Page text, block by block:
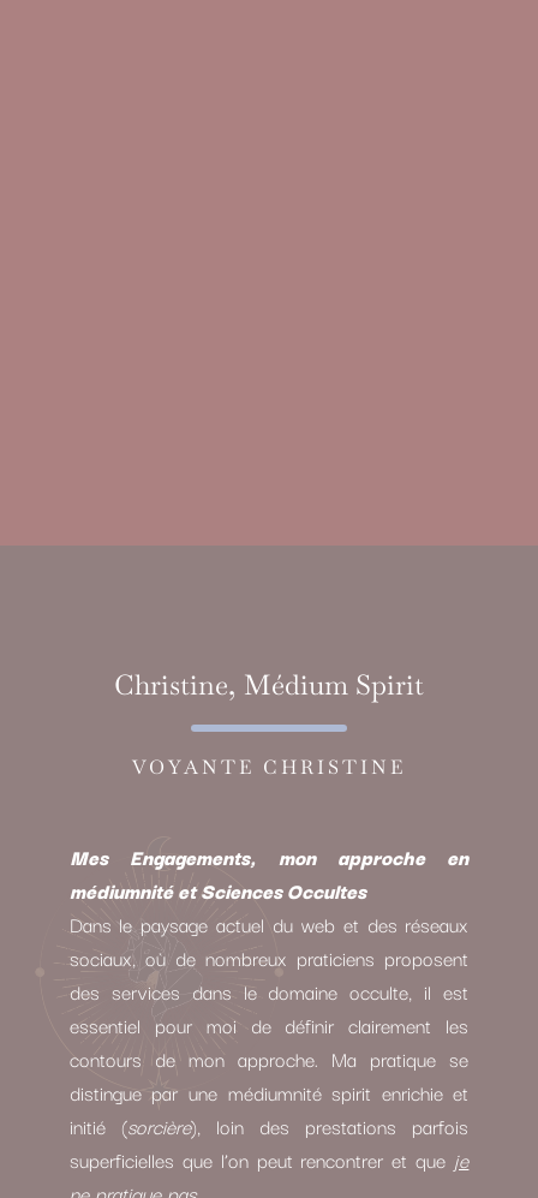
Christine, Médium Spirit
VOYANTE CHRISTINE
Mes Engagements, mon approche en
médiumnité et Sciences Occultes
Dans le paysage actuel du web et des réseaux
sociaux, où de nombreux praticiens proposent
des services dans le domaine occulte, il est
essentiel pour moi de définir clairement les
contours de mon approche. Ma pratique se
distingue par une médiumnité spirit enrichie et
initié (sorcière), loin des prestations parfois
superficielles que l’on peut rencontrer et que je